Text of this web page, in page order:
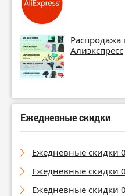
Распродажа
Алиэкспресс
Ежедневные скидки
Ежедневные скидки
Ежедневные скидки
Ежедневные скидки